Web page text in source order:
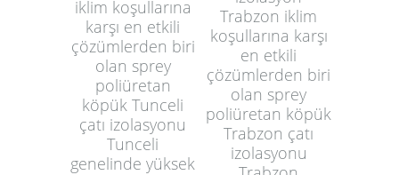
iklim koşullarına
karşı en etkili
çözümlerden biri
olan sprey
poliüretan
köpük Tunceli
çatı izolasyonu
Tunceli
genelinde yüksek
Trabzon iklim
koşullarına karşı
en etkili
çözümlerden biri
olan sprey
poliüretan köpük
Trabzon çatı
izolasyonu